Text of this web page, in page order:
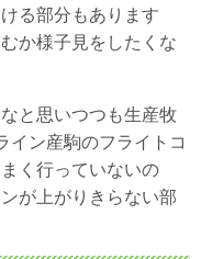
る部分もあります
か様子見をしたくな
と思いつつも生産牧
イン産駒のフライトコ
く行っていないの
が上がりきらない部